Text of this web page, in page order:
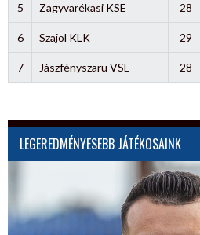
5 Zagyvarékasi KSE 28
6 Szajol KLK 29
7 Jászfényszaru VSE 28
LEGEREDMÉNYESEBB JÁTÉKOSAINK